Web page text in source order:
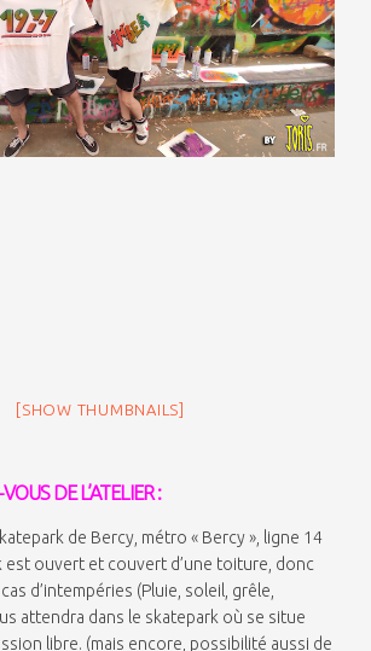
[SHOW THUMBNAILS]
DE L’ATELIER :
de Bercy, métro « Bercy », ligne 14
est ouvert et couvert d’une toiture, donc
d’intempéries (Pluie, soleil, grêle,
attendra dans le skatepark où se situe
libre. (mais encore, possibilité aussi de